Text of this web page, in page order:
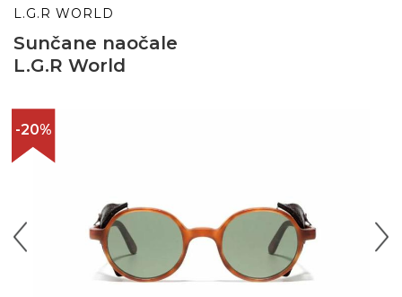
L.G.R WORLD
Sunčane naočale
L.G.R World
-20%